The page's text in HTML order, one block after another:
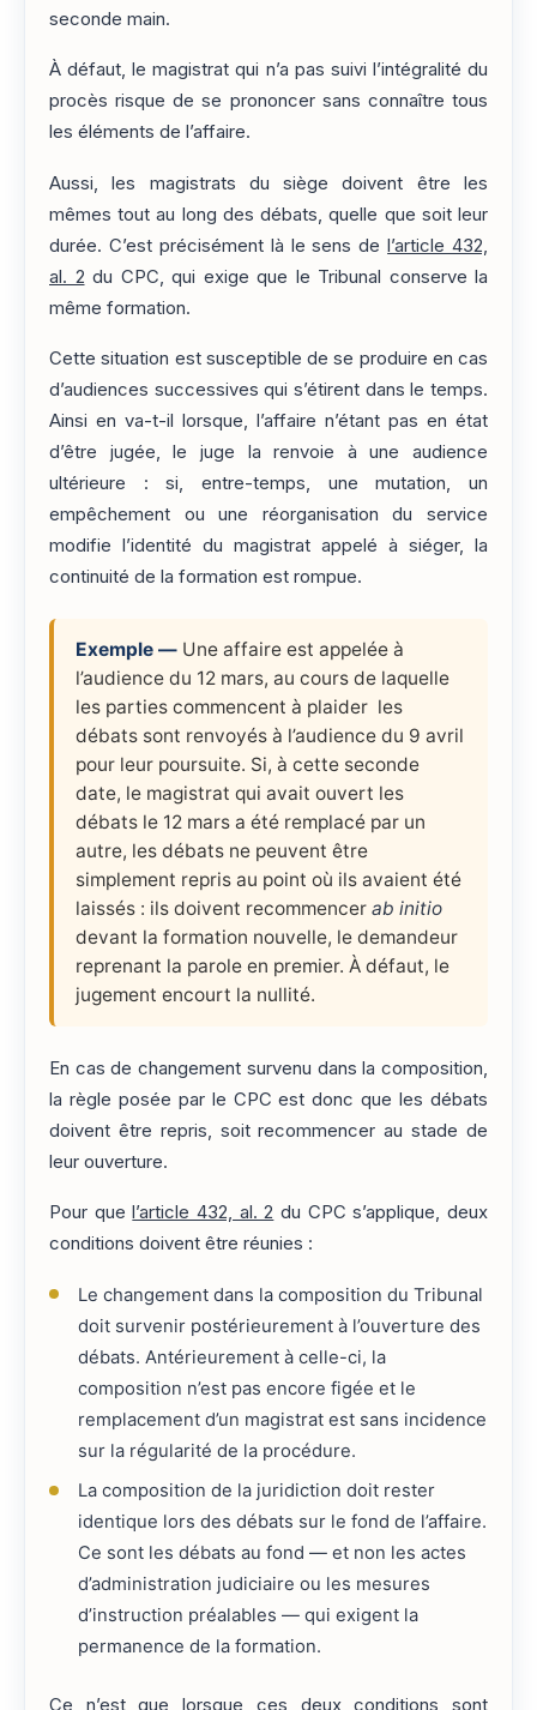
seconde main.
À défaut, le magistrat qui n’a pas suivi l’intégralité du
procès risque de se prononcer sans connaître tous
les éléments de l’affaire.
Aussi, les magistrats du siège doivent être les
mêmes tout au long des débats, quelle que soit leur
durée. C’est précisément là le sens del’article 432,
al. 2 du CPC, qui exige que le Tribunal conserve la
même formation.
Cette situation est susceptible de se produire en cas
d’audiences successives qui s’étirent dans le temps.
Ainsi en va-t-il lorsque, l’affaire n’étant pas en état
d’être jugée, le juge la renvoie à une audience
ultérieure : si, entre-temps, une mutation, un
empêchement ou une réorganisation du service
modifie l’identité du magistrat appelé à siéger, la
continuité de la formation est rompue.
Exemple — Une affaire est appelée à
l’audience du 12 mars, au cours de laquelle
les parties commencent à plaider les
débats sont renvoyés à l’audience du 9 avril
pour leur poursuite. Si, à cette seconde
date, le magistrat qui avait ouvert les
débats le 12 mars a été remplacé par un
autre, les débats ne peuvent être
simplement repris au point où ils avaient été
laissés : ils doivent recommencer ab initio
devant la formation nouvelle, le demandeur
reprenant la parole en premier. À défaut, le
jugement encourt la nullité.
En cas de changement survenu dans la composition,
la règle posée par le CPC est donc que les débats
doivent être repris, soit recommencer au stade de
leur ouverture.
Pour que l’article 432, al. 2 du CPC s’applique, deux
conditions doivent être réunies :
Le changement dans la composition du Tribunal
doit survenir postérieurement à l’ouverture des
débats. Antérieurement à celle-ci, la
composition n’est pas encore figée et le
remplacement d’un magistrat est sans incidence
sur la régularité de la procédure.
La composition de la juridiction doit rester
identique lors des débats sur le fond de l’affaire.
Ce sont les débats au fond — et non les actes
d’administration judiciaire ou les mesures
d’instruction préalables — qui exigent la
permanence de la formation.
Ce n’est que lorsque ces deux conditions sont